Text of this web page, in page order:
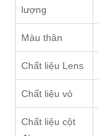
lượng
Màu thân
Chất liệu Lens
Chất liệu vỏ
Chất liệu cột